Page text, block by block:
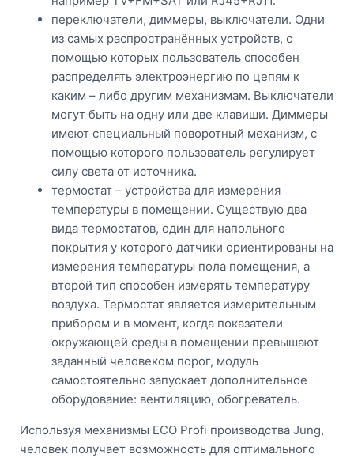
переключатели, диммеры, выключатели. Одни
из самых распространённых устройств, с
помощью которых пользователь способен
распределять электроэнергию по цепям к
каким – либо другим механизмам. Выключатели
могут быть на одну или две клавиши. Диммеры
имеют специальный поворотный механизм, с
помощью которого пользователь регулирует
силу света от источника.
термостат – устройства для измерения
температуры в помещении. Существую два
вида термостатов, один для напольного
покрытия у которого датчики ориентированы на
измерения температуры пола помещения, а
второй тип способен измерять температуру
воздуха. Термостат является измерительным
прибором и в момент, когда показатели
окружающей среды в помещении превышают
заданный человеком порог, модуль
самостоятельно запускает дополнительное
оборудование: вентиляцию, обогреватель.
Используя механизмы ECO Profi производства Jung,
человек получает возможность для оптимального